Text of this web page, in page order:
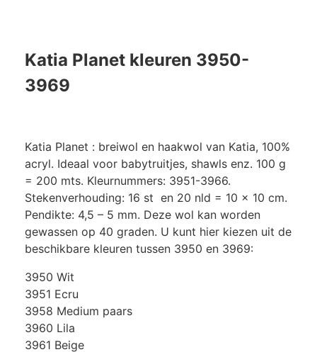
Katia Planet kleuren 3950-
3969
Katia Planet : breiwol en haakwol van Katia, 100%
acryl. Ideaal voor babytruitjes, shawls enz. 100 g
= 200 mts. Kleurnummers: 3951-3966.
Stekenverhouding: 16 st en 20 nld = 10 x 10 cm.
Pendikte: 4,5 – 5 mm. Deze wol kan worden
gewassen op 40 graden. U kunt hier kiezen uit de
beschikbare kleuren tussen 3950 en 3969:
3950 Wit
3951 Ecru
3958 Medium paars
3960 Lila
3961 Beige